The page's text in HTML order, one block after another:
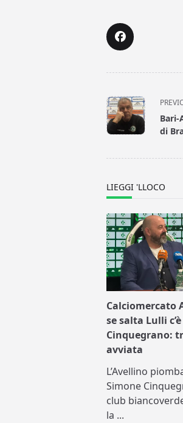
<span
class="nav-
subtitle
screen-
Bari-
di
LIEGGI 'LLOCO
Calciomercato
se salta Lulli
Cinquegrano:
avviata
L’Avellino
Simone
club
la ...